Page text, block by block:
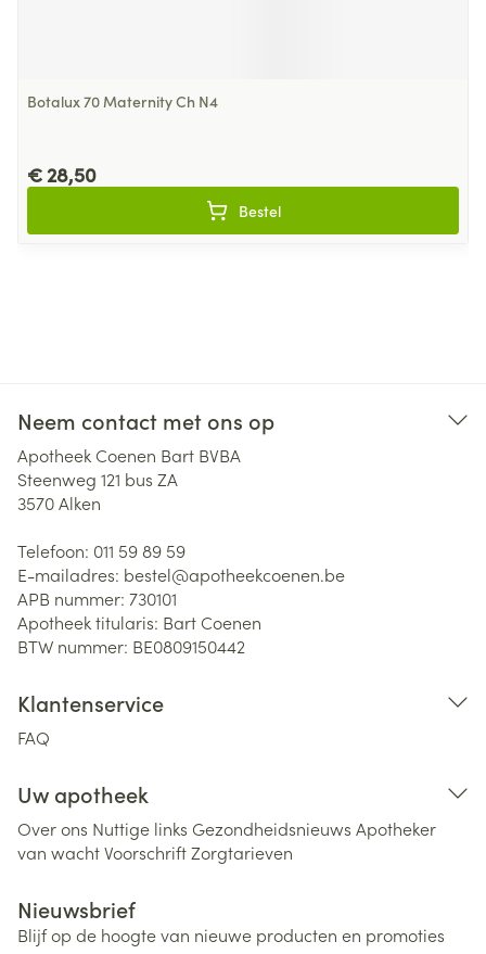
Botalux 70 Maternity Ch N4
€ 28,50
Bestel
Neem contact met ons op
Apotheek Coenen Bart BVBA
Steenweg 121 bus ZA
3570Alken
Telefoon: 011 59 89 59
E-mailadres: bestel@apotheekcoenen.be
APB nummer: 730101
Apotheek titularis: Bart Coenen
BTW nummer: BE0809150442
Klantenservice
FAQ
Uw apotheek
Over ons Nuttige links Gezondheidsnieuws Apotheker
van wachtVoorschriftZorgtarieven
Nieuwsbrief
Blijf op de hoogte van nieuwe producten en promoties